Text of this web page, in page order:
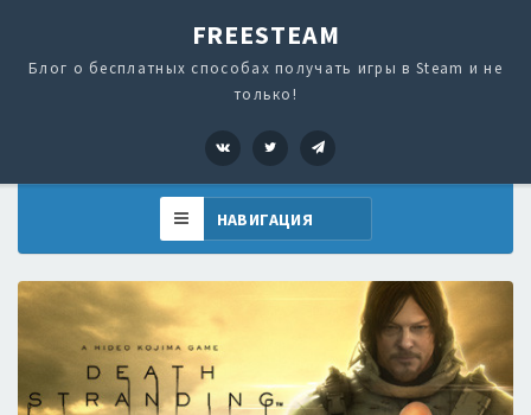
FREESTEAM
Блог о бесплатных способах получать игры в Steam и не
только!
VK Twitter